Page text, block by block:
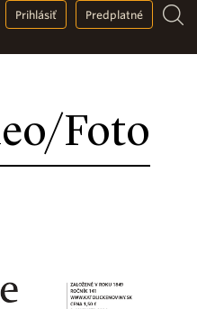
Foto
Prihlásiť Predplatné